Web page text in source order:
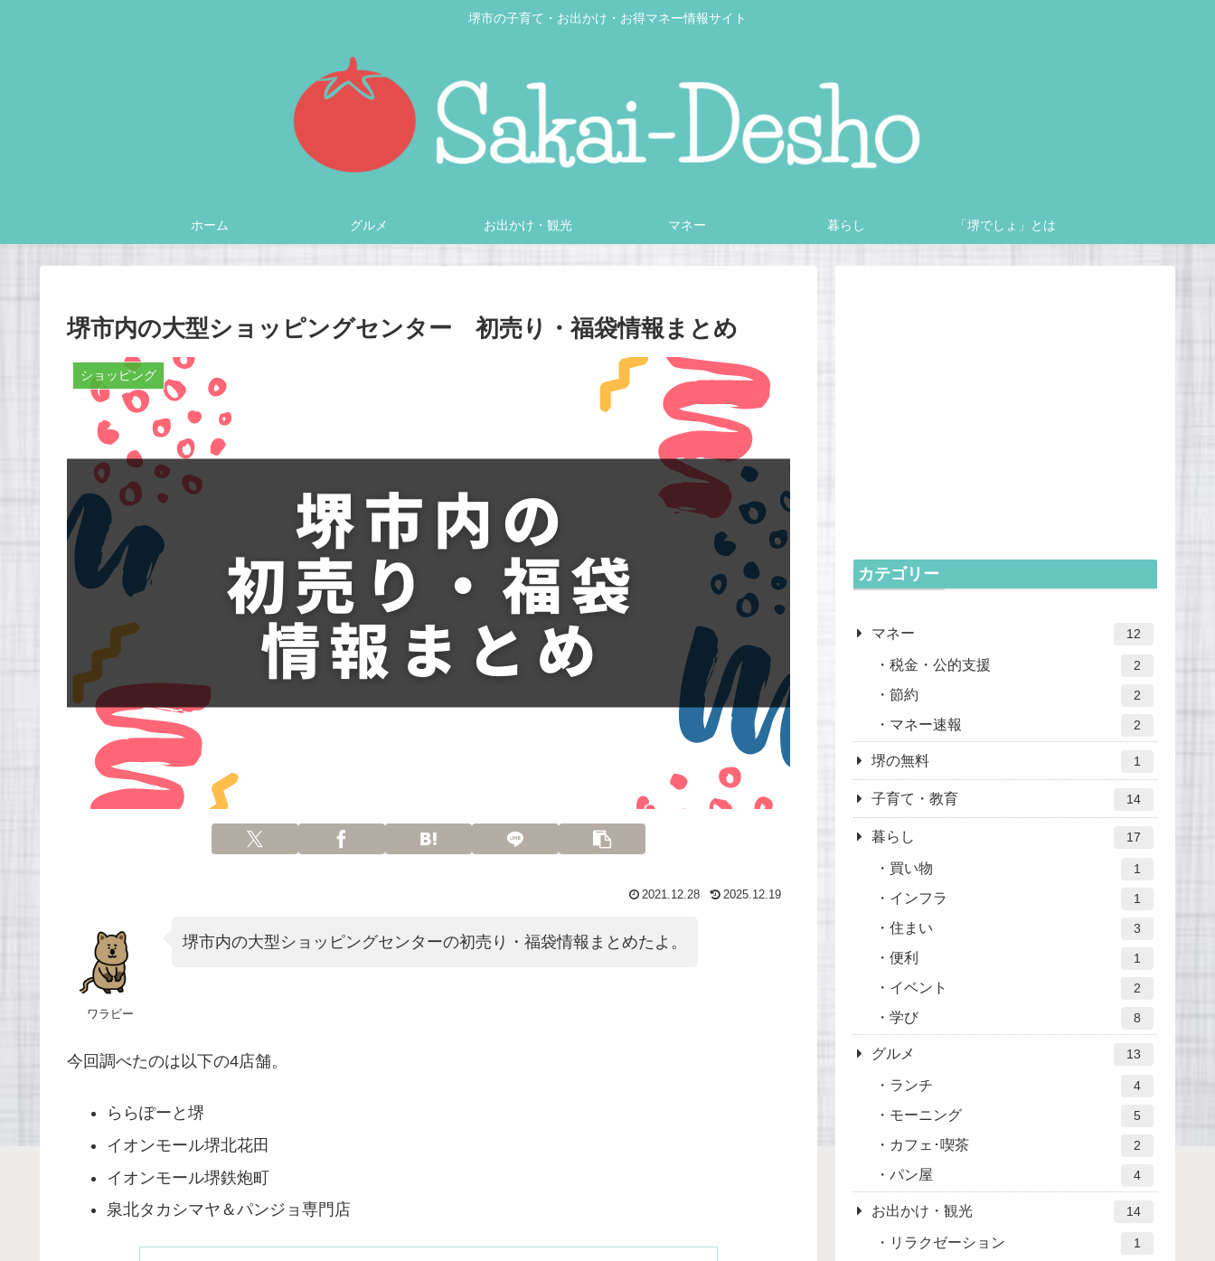
堺市の子育て・お出かけ・お得マネー情報サイト
ホーム グルメ お出かけ・観光 マネー 暮らし 「堺でしょ」とは
堺市内の大型ショッピングセンター 初売り・福袋情報まとめ
ショッピング
2021.12.28 2025.12.19
ワラビー
堺市内の大型ショッピングセンターの初売り・福袋情報まとめたよ。
今回調べたのは以下の4店舗。
ららぽーと堺
イオンモール堺北花田
イオンモール堺鉄炮町
泉北タカシマヤ＆パンジョ専門店
カテゴリー
マネー 12
税金・公的支援 2
節約 2
マネー速報 2
堺の無料 1
子育て・教育 14
暮らし 17
買い物 1
インフラ 1
住まい 3
便利 1
イベント 2
学び 8
グルメ 13
ランチ 4
モーニング 5
カフェ･喫茶 2
パン屋 4
お出かけ・観光 14
リラクゼーション 1